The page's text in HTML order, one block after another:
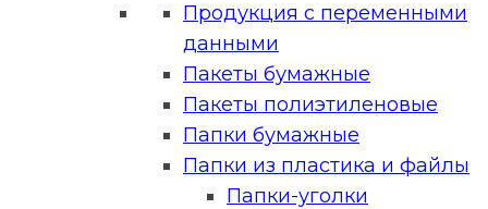
Продукция с переменными
данными
Пакеты бумажные
Пакеты полиэтиленовые
Папки бумажные
Папки из пластика и файлы
Папки-уголки